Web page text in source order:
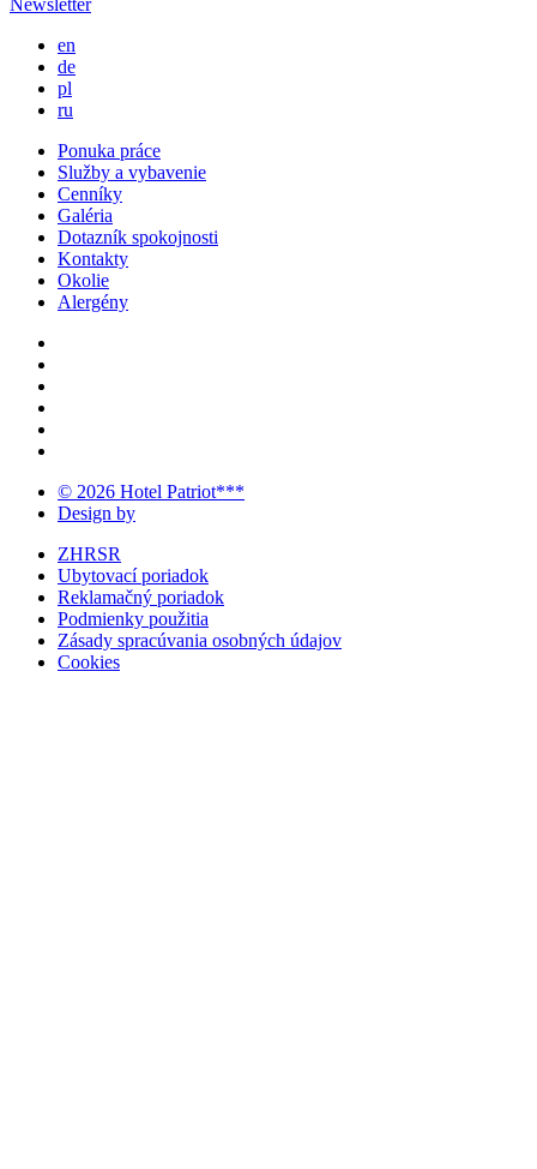
en
de
pl
ru
Ponuka práce
Služby a vybavenie
Cenníky
Galéria
Dotazník spokojnosti
Kontakty
Okolie
Alergény
© 2026 Hotel Patriot***
Design by
ZHRSR
Ubytovací poriadok
Reklamačný poriadok
Podmienky použitia
Zásady spracúvania osobných údajov
Cookies